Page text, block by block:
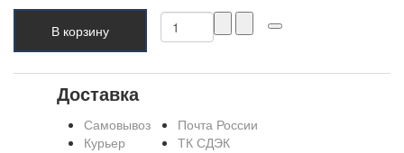
В корзину
Доставка
Самовывоз
Курьер
Почта России
ТК СДЭК